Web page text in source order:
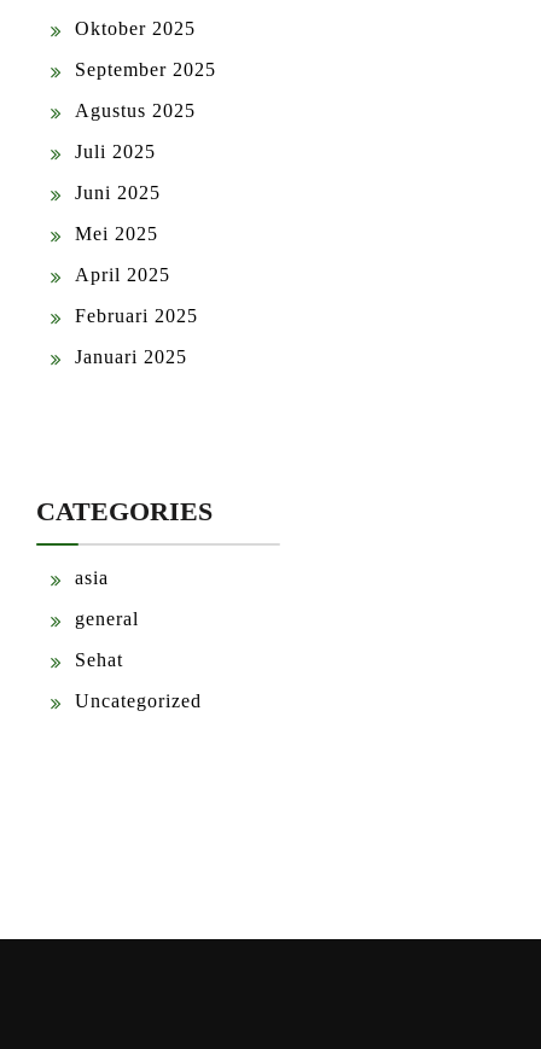
Oktober 2025
September 2025
Agustus 2025
Juli 2025
Juni 2025
Mei 2025
April 2025
Februari 2025
Januari 2025
CATEGORIES
asia
general
Sehat
Uncategorized